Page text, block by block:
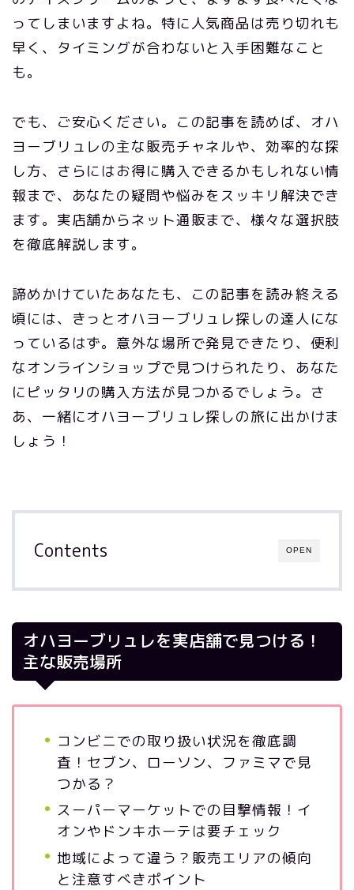
ってしまいますよね。特に人気商品は売り切れも
早く、タイミングが合わないと入手困難なこと
も。
でも、ご安心ください。この記事を読めば、オハ
ヨーブリュレの主な販売チャネルや、効率的な探
し方、さらにはお得に購入できるかもしれない情
報まで、あなたの疑問や悩みをスッキリ解決でき
ます。実店舗からネット通販まで、様々な選択肢
を徹底解説します。
諦めかけていたあなたも、この記事を読み終える
頃には、きっとオハヨーブリュレ探しの達人にな
っているはず。意外な場所で発見できたり、便利
なオンラインショップで見つけられたり、あなた
にピッタリの購入方法が見つかるでしょう。さ
あ、一緒にオハヨーブリュレ探しの旅に出かけま
しょう！
OPEN
Contents
オハヨーブリュレを実店舗で見つける！
主な販売場所
コンビニでの取り扱い状況を徹底調
査！セブン、ローソン、ファミマで見
つかる？
スーパーマーケットでの目撃情報！イ
オンやドンキホーテは要チェック
地域によって違う？販売エリアの傾向
と注意すべきポイント